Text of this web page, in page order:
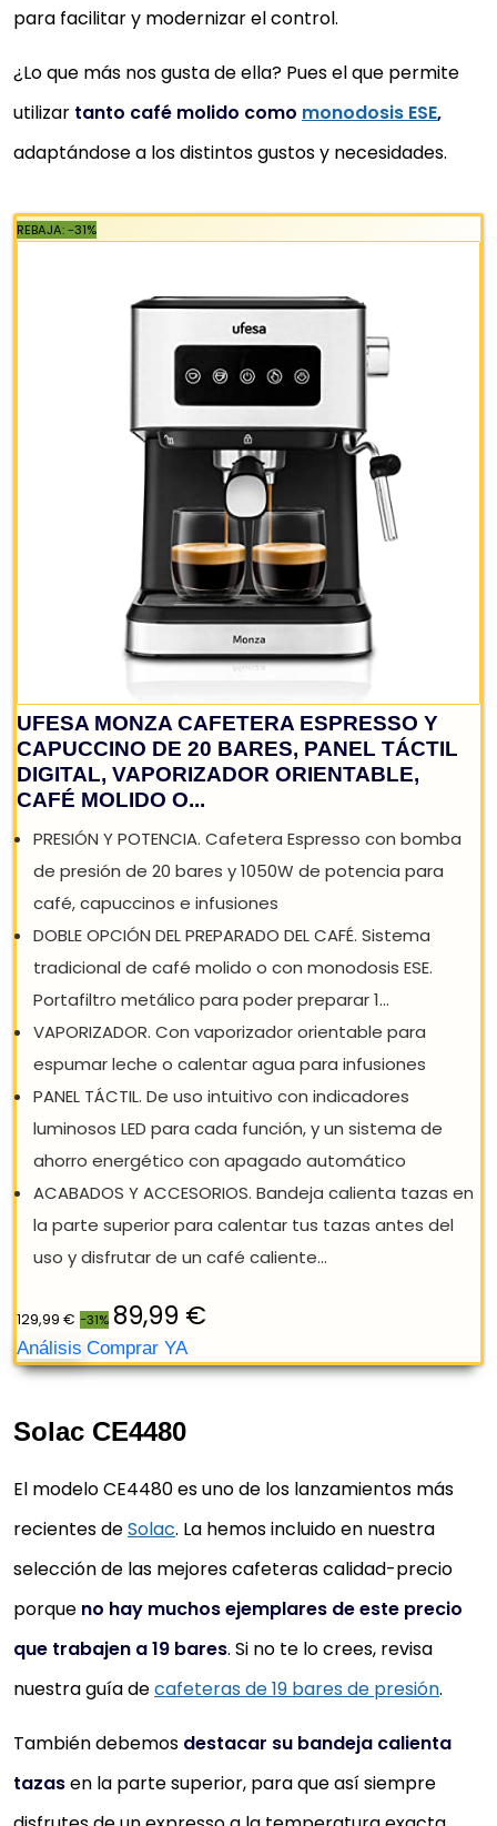
incluye brazo con doble salida y...
consigue la mejor crema y el máximo aroma y
aprovecha la superficie calienta-tazas para...
Incluye vaporizador orientable con protección para
infusiones, calentar líquidos y...
café y depósito de agua extraíble con capacidad
1,5 litros y bandeja de goteo...
Cafetera apta para uso con café molido con
de seguridad que libera automáticamente la
59,90 €
Comprar YA
para facilitar y modernizar el control.
¿Lo que más nos gusta de ella? Pues el que permite
utilizar tanto café molido como monodosis ESE,
adaptándose a los distintos gustos y necesidades.
REBAJA: -31%
UFESA MONZA CAFETERA ESPRESSO Y
CAPUCCINO DE 20 BARES, PANEL TÁCTIL
CAFÉ MOLIDO O...
PRESIÓN Y POTENCIA. Cafetera Espresso con bomba
de presión de 20 bares y 1050W de potencia para
café, capuccinos e infusiones
tradicional de café molido o con monodosis ESE.
Solac CE4480
El modelo CE4480 es uno de los lanzamientos más
recientes deSolac. La hemos incluido en nuestra
selección de las mejores cafeteras calidad-precio
porque no hay muchos ejemplares de este precio
que trabajen a 19 bares. Si no te lo crees, revisa
nuestra guía decafeteras de 19 bares de presión.
También debemos destacar su bandeja calienta
tazasen la parte superior, para que así siempre